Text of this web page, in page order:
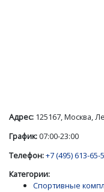
Адрес: 125167, Москва,
График:07:00-23:00
Телефон:+7 (495) 613-65-
Категории:
Спортивные